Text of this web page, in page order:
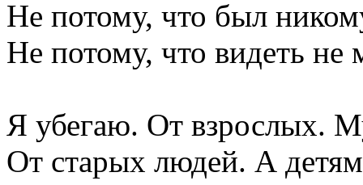
Не потому, что был
Не потому, что видеть не
Я убегаю. От взрослых.
От старых людей. А